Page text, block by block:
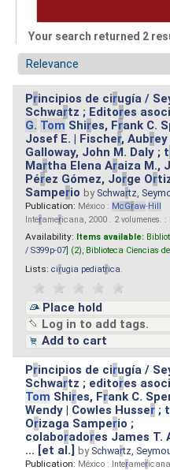
Your search returned 2
Principios de cirugía /
Schwartz ; Editores
G. Tom Shires, Frank C.
Josef E. | Fischer, Aubrey
Galloway, John M. Daly ; t
Martha Elena Araiza M.,
Pérez Gómez, Jorge Or
Samperio by Schwartz,
Publication: México : McGraw-Hill
Interamericana, 2000 . 2 volumenes.
Availability: Items available:
/ S399p-07 ] (2), Biblioteca Ciencias
Lists: cirugia pediatrica
Place hold
Log in to add tags.
Add to cart
Principios de cirugía /
Schwartz ; editores
Tom Shires, Frank C.
Wendy | Cowles Husser ; t
Orizaga Samperio ;
colaboradores James T.
... [et al.]by Schwartz,
Publication: México : Interamer